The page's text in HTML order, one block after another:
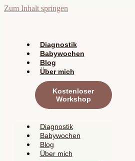
Zum Inhalt springen
Diagnostik
Babywochen
Blog
Über mich
Kostenloser
Workshop
Diagnostik
Babywochen
Blog
Über mich